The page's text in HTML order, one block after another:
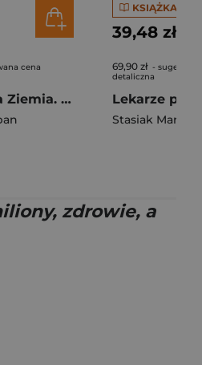
cena
Odmieniona Ziemia. Nieopowiedziana historia
KSIĄŻKA
39,48 zł
69,90 zł -
detaliczna
Stasiak Marcin
zdrowie, a